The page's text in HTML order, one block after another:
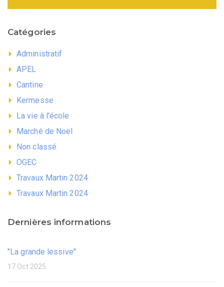
Catégories
Administratif
APEL
Cantine
Kermesse
La vie à l'école
Marché de Noël
Non classé
OGEC
Travaux Martin 2024
Travaux Martin 2024
Dernières informations
"La grande lessive"
17 Oct 2025